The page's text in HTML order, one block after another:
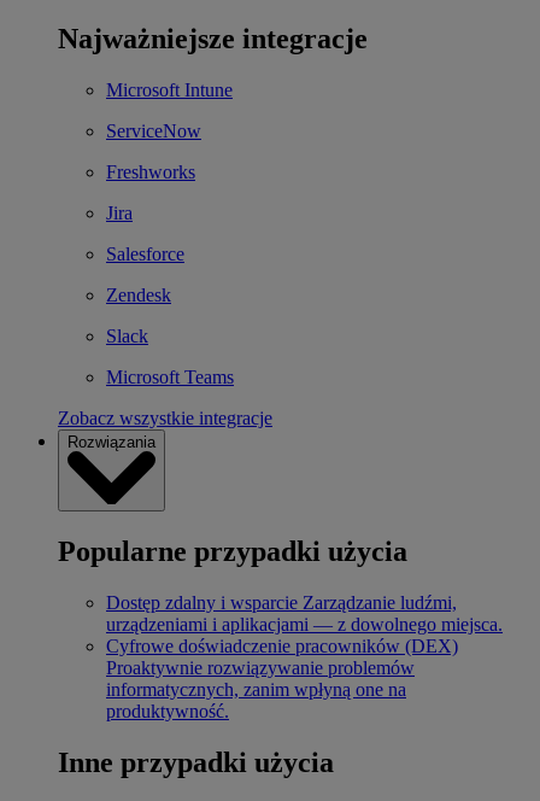
Najważniejsze integracje
Microsoft Intune
ServiceNow
Freshworks
Jira
Salesforce
Zendesk
Slack
Microsoft Teams
Zobacz wszystkie integracje
Rozwiązania
Popularne przypadki użycia
Dostęp zdalny i wsparcie Zarządzanie ludźmi,
urządzeniami i aplikacjami — z dowolnego miejsca.
Cyfrowe doświadczenie pracowników (DEX)
Proaktywnie rozwiązywanie problemów
informatycznych, zanim wpłyną one na
produktywność.
Inne przypadki użycia